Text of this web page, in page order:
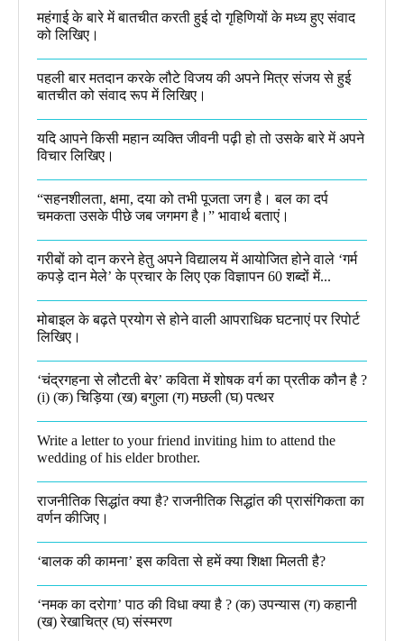
महंगाई के बारे में बातचीत करती हुई दो गृहिणियों के मध्य हुए संवाद
को लिखिए।
पहली बार मतदान करके लौटे विजय की अपने मित्र संजय से हुई
बातचीत को संवाद रूप में लिखिए।
यदि आपने किसी महान व्यक्ति जीवनी पढ़ी हो तो उसके बारे में अपने
विचार लिखिए।
“सहनशीलता, क्षमा, दया को तभी पूजता जग है। बल का दर्प
चमकता उसके पीछे जब जगमग है।”​ भावार्थ बताएं।
गरीबों को दान करने हेतु अपने विद्यालय में आयोजित होने वाले ‘गर्म
कपड़े दान मेले’ के प्रचार के लिए एक विज्ञापन 60 शब्दों में...
मोबाइल के बढ़ते प्रयोग से होने वाली आपराधिक घटनाएं पर रिपोर्ट
लिखिए।
‘चंद्रगहना से लौटती बेर’ कविता में शोषक वर्ग का प्रतीक कौन है ?
(i) (क) चिड़िया (ख) बगुला (ग) मछली (घ) पत्थर
Write a letter to your friend inviting him to attend the
wedding of his elder brother.
राजनीतिक सिद्धांत क्या है? राजनीतिक सिद्धांत की प्रासंगिकता का
वर्णन कीजिए।
‘बालक की कामना’ इस कविता से हमें क्या शिक्षा मिलती है?
‘नमक का दरोगा’ पाठ की विधा क्या है ? (क) उपन्यास (ग) कहानी
(ख) रेखाचित्र (घ) संस्मरण​